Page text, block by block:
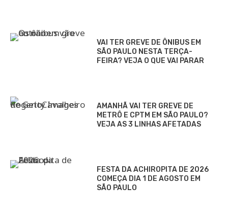
VAI TER GREVE DE ÔNIBUS EM
SÃO PAULO NESTA TERÇA-
FEIRA? VEJA O QUE VAI PARAR
AMANHÃ VAI TER GREVE DE
METRÔ E CPTM EM SÃO PAULO?
VEJA AS 3 LINHAS AFETADAS
FESTA DA ACHIROPITA DE 2026
COMEÇA DIA 1 DE AGOSTO EM
SÃO PAULO